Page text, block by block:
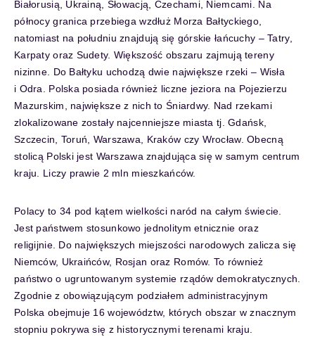
Białorusią, Ukrainą, Słowacją, Czechami, Niemcami. Na
północy granica przebiega wzdłuż Morza Bałtyckiego,
natomiast na południu znajdują się górskie łańcuchy – Tatry,
Karpaty oraz Sudety. Większość obszaru zajmują tereny
nizinne. Do Bałtyku uchodzą dwie największe rzeki – Wisła
i Odra. Polska posiada również liczne jeziora na Pojezierzu
Mazurskim, największe z nich to Śniardwy. Nad rzekami
zlokalizowane zostały najcenniejsze miasta tj. Gdańsk,
Szczecin, Toruń, Warszawa, Kraków czy Wrocław. Obecną
stolicą Polski jest Warszawa znajdująca się w samym centrum
kraju. Liczy prawie 2 mln mieszkańców.
Polacy to 34 pod kątem wielkości naród na całym świecie.
Jest państwem stosunkowo jednolitym etnicznie oraz
religijnie. Do największych miejszości narodowych zalicza się
Niemców, Ukraińców, Rosjan oraz Romów. To również
państwo o ugruntowanym systemie rządów demokratycznych.
Zgodnie z obowiązującym podziałem administracyjnym
Polska obejmuje 16 województw, których obszar w znacznym
stopniu pokrywa się z historycznymi terenami kraju.